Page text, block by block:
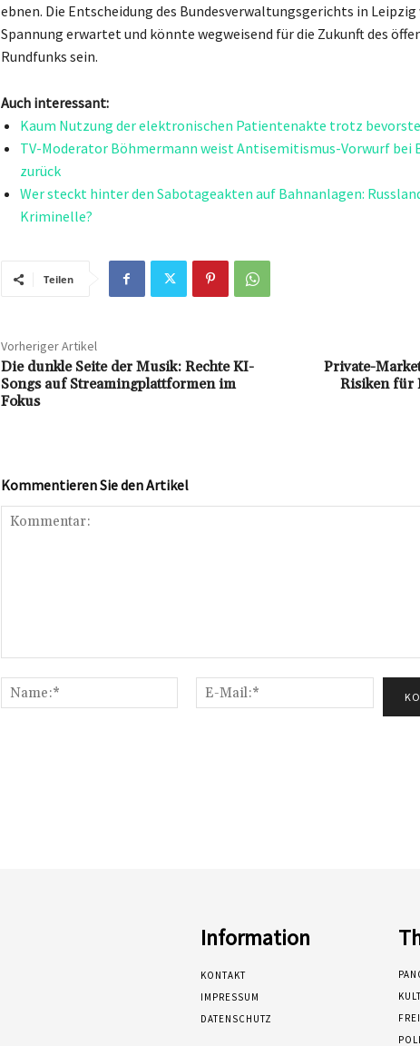
ebnen. Die Entscheidung des Bundesverwaltungsgerichts in
Spannung erwartet und könnte wegweisend für die Zukunft des
Rundfunks sein.
Auch interessant:
Kaum Nutzung der elektronischen Patientenakte trotz
TV-Moderator Böhmermann weist Antisemitismus-Vorwurf bei
zurück
Wer steckt hinter den Sabotageakten auf Bahnanlagen:
Kriminelle?
Teilen
Vorheriger Artikel
Die dunkle Seite der Musik: Rechte KI-
Songs auf Streamingplattformen im
Fokus
Private-
Risiken für
Kommentieren Sie den Artikel
Name:*
Mail:*
Information
KONTAKT
IMPRESSUM
DATENSCHUTZ